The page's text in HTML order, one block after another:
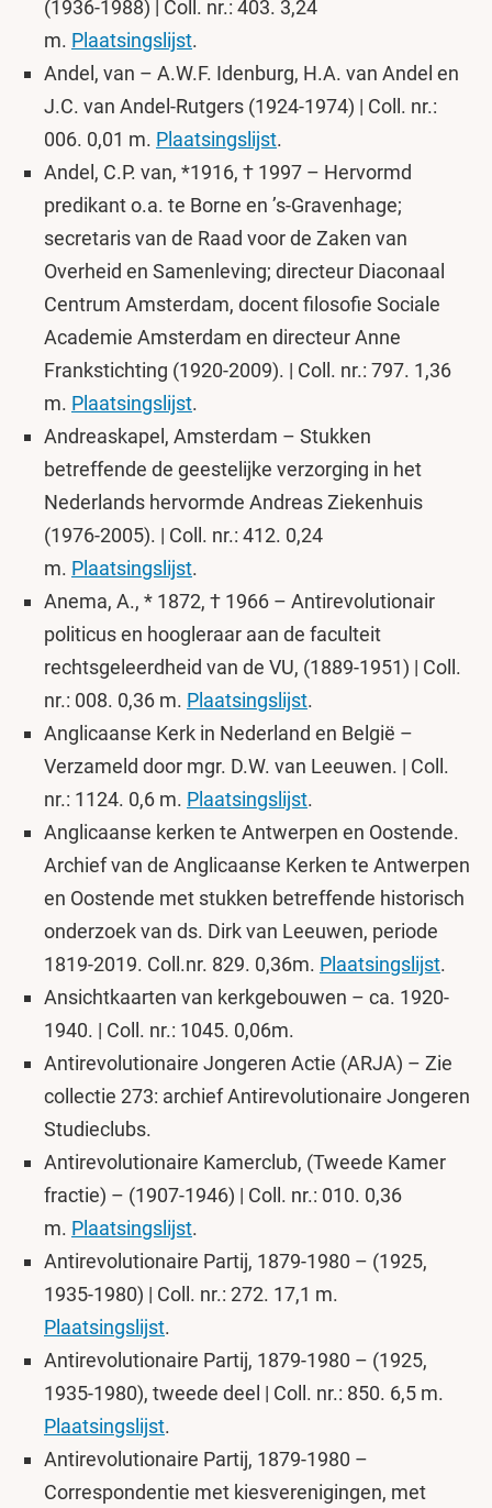
(1936-1988) | Coll. nr.: 403. 3,24
m. Plaatsingslijst.
Andel, van – A.W.F. Idenburg, H.A. van Andel en
J.C. van Andel-Rutgers (1924-1974) | Coll. nr.:
006. 0,01 m. Plaatsingslijst.
Andel, C.P. van, *1916, † 1997 – Hervormd
predikant o.a. te Borne en ’s-Gravenhage;
secretaris van de Raad voor de Zaken van
Overheid en Samenleving; directeur Diaconaal
Centrum Amsterdam, docent filosofie Sociale
Academie Amsterdam en directeur Anne
Frankstichting (1920-2009). | Coll. nr.: 797. 1,36
m. Plaatsingslijst.
Andreaskapel, Amsterdam – Stukken
betreffende de geestelijke verzorging in het
Nederlands hervormde Andreas Ziekenhuis
(1976-2005). | Coll. nr.: 412. 0,24
m. Plaatsingslijst.
Anema, A., * 1872, † 1966 – Antirevolutionair
politicus en hoogleraar aan de faculteit
rechtsgeleerdheid van de VU, (1889-1951) | Coll.
nr.: 008. 0,36 m. Plaatsingslijst.
Anglicaanse Kerk in Nederland en België –
Verzameld door mgr. D.W. van Leeuwen. | Coll.
nr.: 1124. 0,6 m. Plaatsingslijst.
Anglicaanse kerken te Antwerpen en Oostende.
Archief van de Anglicaanse Kerken te Antwerpen
en Oostende met stukken betreffende historisch
onderzoek van ds. Dirk van Leeuwen, periode
1819-2019. Coll.nr. 829. 0,36m. Plaatsingslijst.
Ansichtkaarten van kerkgebouwen – ca. 1920-
1940. | Coll. nr.: 1045. 0,06m.
Antirevolutionaire Jongeren Actie (ARJA) – Zie
collectie 273: archief Antirevolutionaire Jongeren
Studieclubs.
Antirevolutionaire Kamerclub, (Tweede Kamer
fractie) – (1907-1946) | Coll. nr.: 010. 0,36
m. Plaatsingslijst.
Antirevolutionaire Partij, 1879-1980 – (1925,
1935-1980) | Coll. nr.: 272. 17,1 m.
Plaatsingslijst.
Antirevolutionaire Partij, 1879-1980 – (1925,
1935-1980), tweede deel | Coll. nr.: 850. 6,5 m.
Plaatsingslijst.
Antirevolutionaire Partij, 1879-1980 –
Correspondentie met kiesverenigingen, met